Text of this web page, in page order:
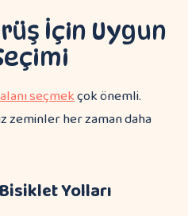
İçin Uygun
seçmekçok önemli.
zeminler her zaman daha
Yolları